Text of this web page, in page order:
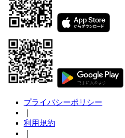
プライバシーポリシー
利用規約